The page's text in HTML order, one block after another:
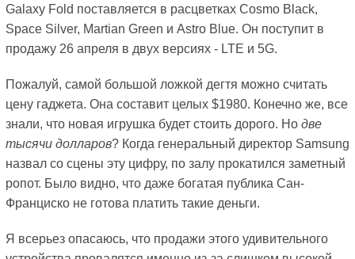
Galaxy Fold поставляется в расцветках Cosmo Black,
Space Silver, Martian Green и Astro Blue. Он поступит в
продажу 26 апреля в двух версиях - LTE и 5G.
Пожалуй, самой большой ложкой дегтя можно считать
цену гаджета. Она составит целых $1980. Конечно же, все
знали, что новая игрушка будет стоить дорого. Но две
тысячи долларов? Когда генеральный директор Samsung
назвал со сцены эту цифру, по залу прокатился заметный
ропот. Было видно, что даже богатая публика Сан-
Франциско не готова платить такие деньги.
Я всерьез опасаюсь, что продажи этого удивительного